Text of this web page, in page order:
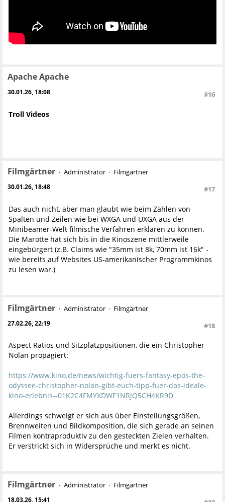
Apache Apache
30.01.26, 18:08 #16
Troll Videos
Filmgärtner Administrator Filmgärtner
30.01.26, 18:48 #17
Das auch nicht, aber man glaubt wie beim Zählen von
Spalten und Zeilen wie bei WXGA und UXGA aus der
Minibeamer-Welt filmische Verfahren erklären zu können.
Die Marotte hat sich bis in die Kinoszene mittlerweile
eingebürgert (z.B. Claims wie "35mm ist 8k, 70mm ist 16k" -
wie bereits auf Websites US-amerikanischer Programmkinos
zu lesen war.)
Filmgärtner Administrator Filmgärtner
27.02.26, 22:19 #18
Aspect Ratios und Sitzplatzpositionen, die ein Christopher
Nolan propagiert:
https://www.kino.de/news/wichtig-fuers-fantasy-epos-the-
odyssee-christopher-nolan-gibt-euch-tipp-fuer-das-ideale-
kino-erlebnis--01K2C4FMYXDWF1NRJQ5CH4KR9D
Allerdings schweigt er sich aus über Einstellungsgrößen,
Brennweiten und Bildkomposition, die sich gerade an seinen
Filmen kontraproduktiv zu den gesteckten Zielen verhalten.
Er verstrickt sich in Widersprüche und merkt es nicht.
Filmgärtner Administrator Filmgärtner
18.03.26, 15:41